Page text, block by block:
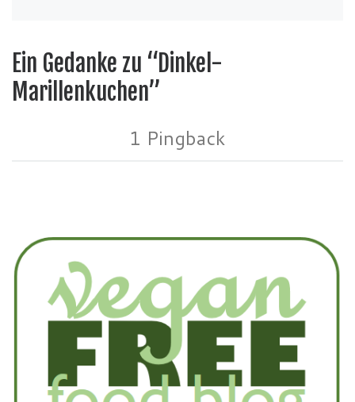
Ein Gedanke zu “Dinkel-
Marillenkuchen”
1 Pingback